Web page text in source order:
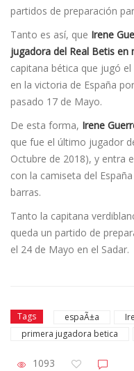
partidos de preparación
Tanto es así, que Irene
jugadora del Real Betis
capitana bética que jugó
en la victoria de España
pasado 17 de Mayo.
De esta forma, Irene
que fue el último jugador
Octubre de 2018), y entra
con la camiseta del
barras.
Tanto la capitana
queda un partido de
el 24 de Mayo en el Sadar.
Tags espaÃ±a
primera jugadora betica
1093